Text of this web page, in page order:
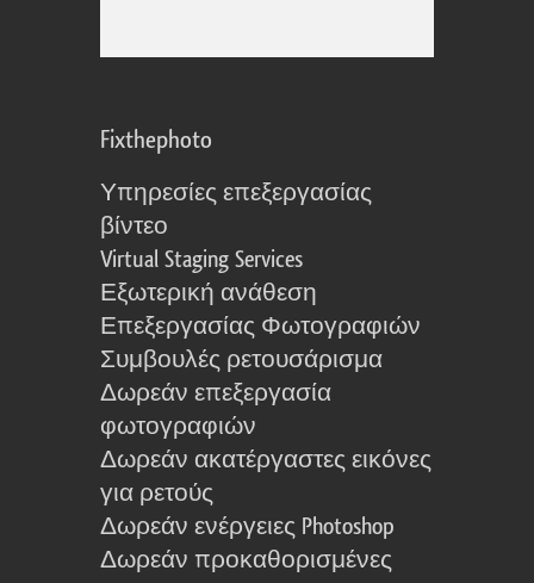
Fixthephoto
Υπηρεσίες επεξεργασίας
βίντεο
Virtual Staging Services
Εξωτερική ανάθεση
Επεξεργασίας Φωτογραφιών
Συμβουλές ρετουσάρισμα
Δωρεάν επεξεργασία
φωτογραφιών
Δωρεάν ακατέργαστες εικόνες
για ρετούς
Δωρεάν ενέργειες Photoshop
Δωρεάν προκαθορισμένες